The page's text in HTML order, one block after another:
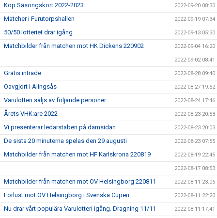
Köp Säsongskort 2022-2023 2022-09-20 08:30
Matcher i Furutorpshallen 2022-09-19 07:34
50/50 lotteriet drar igång 2022-09-13 05:30
Matchbilder från matchen mot HK Dickens 220902 2022-09-04 16:20
2022-09-02 08:41
Gratis inträde 2022-08-28 09:40
Oavgjort i Alingsås 2022-08-27 19:52
Varulotteri säljs av följande personer 2022-08-24 17:46
Årets VHK:are 2022 2022-08-23 20:58
Vi presenterar ledarstaben på damsidan 2022-08-23 20:03
De sista 20 minuterna spelas den 29 augusti 2022-08-23 07:55
Matchbilder från matchen mot HF Karlskrona 220819 2022-08-19 22:45
2022-08-17 08:53
Matchbilder från matchen mot OV Helsingborg 220811 2022-08-11 23:06
Förlust mot OV Helsingborg i Svenska Cupen 2022-08-11 22:20
Nu drar vårt populära Varulotteri igång. Dragning 11/11 2022-08-11 17:41